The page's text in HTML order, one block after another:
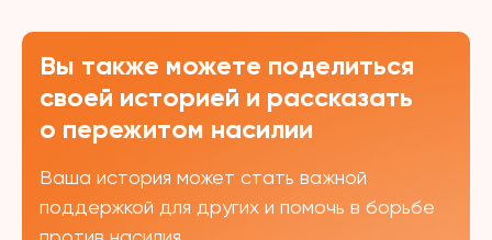
Вы также можете поделиться
своей историей и рассказать
о пережитом насилии
Ваша история может стать важной
поддержкой для других и помочь в борьбе